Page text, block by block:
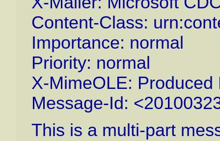
Content-Class:
Importance: normal
Priority: normal
X-MimeOLE:
Message-Id:
This is a multi-part